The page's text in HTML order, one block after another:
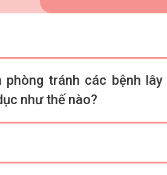
phòng tránh các bệnh lây
như thế nào?